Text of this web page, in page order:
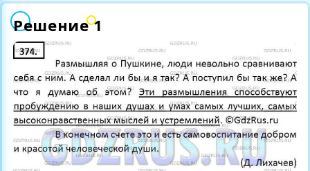
Решение 1